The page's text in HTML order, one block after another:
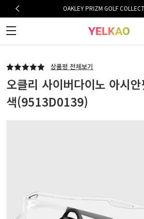
OAKLEY PRIZM GOLF
상품평 전체보기
오클리 사이버다이노 아시
색(9513D0139)